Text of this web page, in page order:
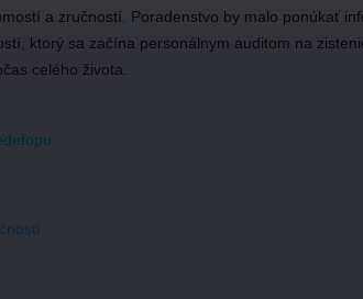
a zručností. Poradenstvo by malo ponúkať
ktorý sa začína personálnym auditom na
celého života.